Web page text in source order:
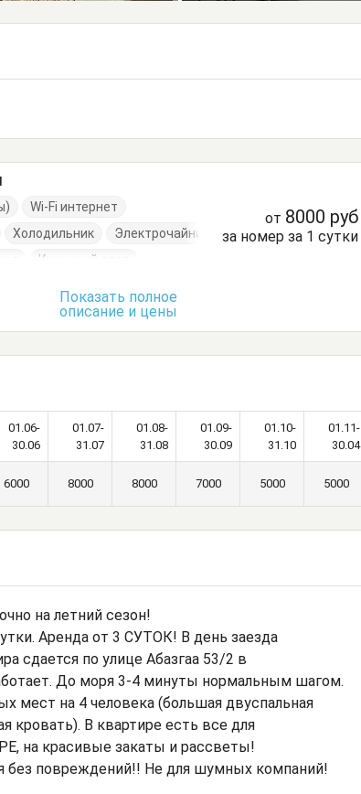
Wi-Fi интернет
Холодильник
Электрочайник
Кухонный стол
от 8000 руб
за номер за 1 сутки
Показать полное
описание и цены
01.06-
30.06
01.07-
31.07
01.08-
31.08
01.09-
30.09
01.10-
31.10
01.11-
30.04
6000 8000 8000 7000 5000 5000
на летний сезон!
Аренда от 3 СУТОК! В день заезда
по улице Абазгаа 53/2 в
До моря 3-4 минуты нормальным шагом.
мест на 4 человека (большая двуспальная
кровать). В квартире есть все для
на красивые закаты и рассветы!
без повреждений!! Не для шумных компаний!